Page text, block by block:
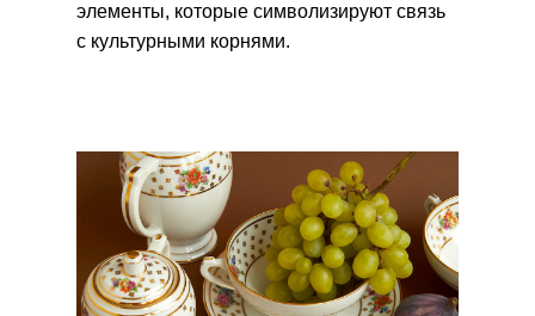
элементы, которые символизируют связь
с культурными корнями.